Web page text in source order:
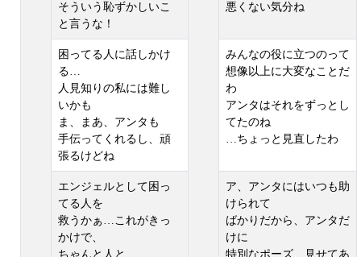
そういう恥ずかしいこ
と言うな！
悪くない気分ね
困ってる人に話しかけ
る…
人見知りの私には難し
いかも
ま、まあ、アンタも
手伝ってくれるし、頑
張るけどね
みんなの役に立つのって
想像以上に大変なことだ
わ
アンタはそれをずっとし
てたのね
…ちょっと見直したわ
エンジェルとして困っ
てる人を
救うかぁ…これがきっ
かけで、
ちゃんと人と
ア、アンタにはいつも助
けられて
ばかりだから、アンタだ
けに
特別なポーズ、見せてあ